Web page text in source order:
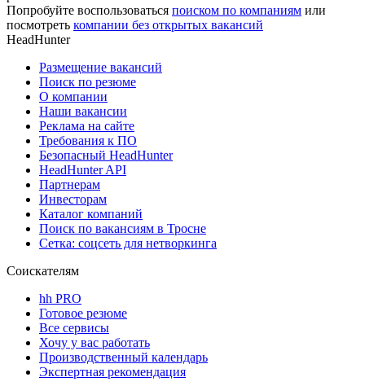
Попробуйте воспользоваться поиском по компаниям или
посмотреть компании без открытых вакансий
HeadHunter
Размещение вакансий
Поиск по резюме
О компании
Наши вакансии
Реклама на сайте
Требования к ПО
Безопасный HeadHunter
HeadHunter API
Партнерам
Инвесторам
Каталог компаний
Поиск по вакансиям в Тросне
Сетка: соцсеть для нетворкинга
Соискателям
hh PRO
Готовое резюме
Все сервисы
Хочу у вас работать
Производственный календарь
Экспертная рекомендация